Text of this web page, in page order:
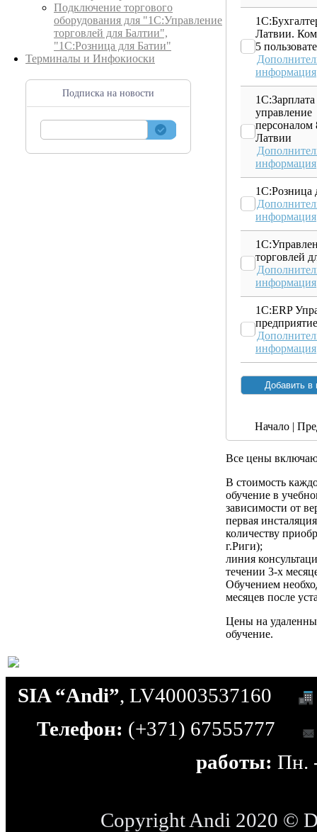
Подключение торгового
оборудования для "1С:Управление
торговлей для Балтии",
"1С:Розница для Батии"
Терминалы и Инфокиоски
Подписка на новости
Латвии.
5
информация
управление
персоналом
Латвии
информация
1С:Розница
информация
торговлей
информация
1С:ERP
информация
Начало |
Все цены
В стоимость
обучение в
зависимости от
первая
количеству
г.Риги);
линия
течении 3-х
Обучением
месяцев после
Цены на
обучение.
SIA “Andi”, LV40003537160
Телефон: (+371) 67555777
работы: Пн.
Copyright Andi 2020 ©